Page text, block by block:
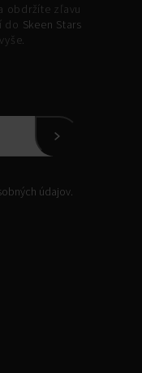
obdržíte zľavu
do Skeen Stars
údajov.